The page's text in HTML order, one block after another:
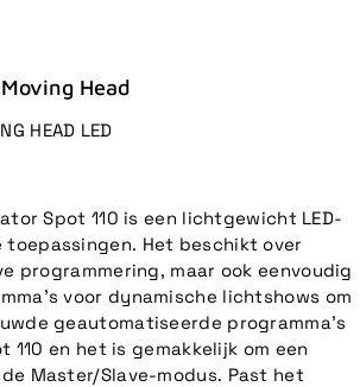
Head
HEAD LED
Spot 110 is een lichtgewicht LED-
Het beschikt over
programmering, maar ook eenvoudig
voor dynamische lichtshows om
geautomatiseerde programma's
en het is gemakkelijk om een
Master/Slave-modus. Past het